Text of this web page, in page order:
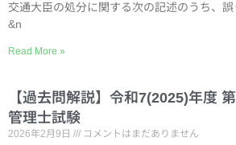
交通大臣の処分に関する次の記述のうち、
&n
Read More »
【過去問解説】令和7(2025)年度
管理士試験
2026年2月9日 コメントはまだありません